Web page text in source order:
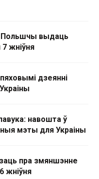
Польшчы выдаць
7 жніўня
дзеянні
навошта ў
мэты для Украіны
пра змяншэнне
жніўня